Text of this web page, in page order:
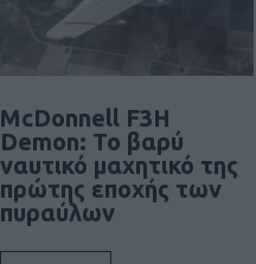
McDonnell F3H
Demon: Το βαρύ
ναυτικό μαχητικό της
πρώτης εποχής των
πυραύλων